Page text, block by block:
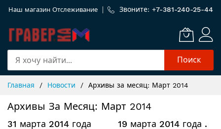
Наш магазин Отслеживание Звоните: +7-381-240-25-44
Поиск
Content
Главная Новости Архивы за месяц: Март 2014
Архивы За Месяц: Март 2014
31 марта 2014 года
19 марта 2014 года .